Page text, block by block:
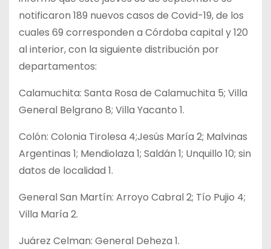
notificaron 189 nuevos casos de Covid-19, de los
cuales 69 corresponden a Córdoba capital y 120
al interior, con la siguiente distribución por
departamentos:
Calamuchita: Santa Rosa de Calamuchita 5; Villa
General Belgrano 8; Villa Yacanto 1.
Colón: Colonia Tirolesa 4;Jesús María 2; Malvinas
Argentinas 1; Mendiolaza 1; Saldán 1; Unquillo 10; sin
datos de localidad 1.
General San Martín: Arroyo Cabral 2; Tío Pujio 4;
Villa María 2.
Juárez Celman: General Deheza 1.